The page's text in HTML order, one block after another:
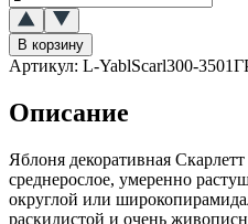
товара
Яблоня
декоративная
Скарлетт
В корзину
Артикул: L-YablScarl300-
Описание
Яблоня декоративная
среднерослое, умеренно
округлой или
раскидистой и очень